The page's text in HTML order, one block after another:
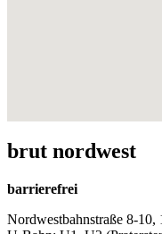
brut nordwest
barrierefrei
Nordwestbahnstraße 8-10,